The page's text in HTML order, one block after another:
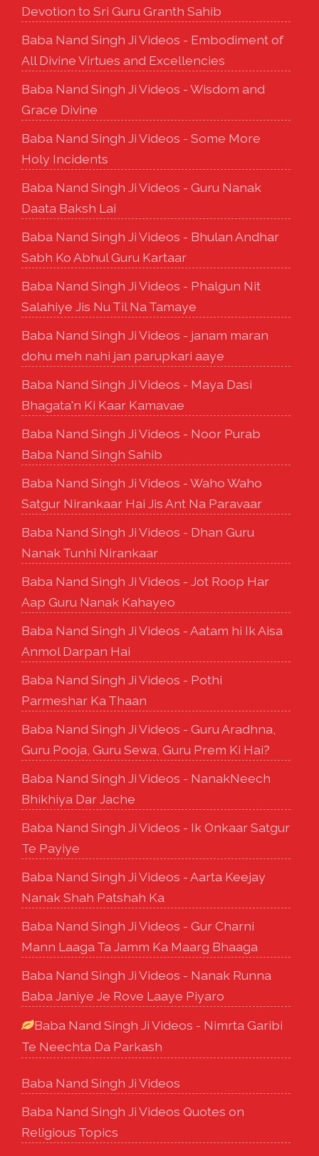
Devotion to Sri Guru Granth Sahib
Baba Nand Singh Ji Videos - Embodiment of
All Divine Virtues and Excellencies
Baba Nand Singh Ji Videos - Wisdom and
Grace Divine
Baba Nand Singh Ji Videos - Some More
Holy Incidents
Baba Nand Singh Ji Videos - Guru Nanak
Daata Baksh Lai
Baba Nand Singh Ji Videos - Bhulan Andhar
Sabh Ko Abhul Guru Kartaar
Baba Nand Singh Ji Videos - Phalgun Nit
Salahiye Jis Nu Til Na Tamaye
Baba Nand Singh Ji Videos - janam maran
dohu meh nahi jan parupkari aaye
Baba Nand Singh Ji Videos - Maya Dasi
Bhagata'n Ki Kaar Kamavae
Baba Nand Singh Ji Videos - Noor Purab
Baba Nand Singh Sahib
Baba Nand Singh Ji Videos - Waho Waho
Satgur Nirankaar Hai Jis Ant Na Paravaar
Baba Nand Singh Ji Videos - Dhan Guru
Nanak Tunhi Nirankaar
Baba Nand Singh Ji Videos - Jot Roop Har
Aap Guru Nanak Kahayeo
Baba Nand Singh Ji Videos - Aatam hi Ik Aisa
Anmol Darpan Hai
Baba Nand Singh Ji Videos - Pothi
Parmeshar Ka Thaan
Baba Nand Singh Ji Videos - Guru Aradhna,
Guru Pooja, Guru Sewa, Guru Prem Ki Hai?
Baba Nand Singh Ji Videos - NanakNeech
Bhikhiya Dar Jache
Baba Nand Singh Ji Videos - Ik Onkaar Satgur
Te Payiye
Baba Nand Singh Ji Videos - Aarta Keejay
Nanak Shah Patshah Ka
Baba Nand Singh Ji Videos - Gur Charni
Mann Laaga Ta Jamm Ka Maarg Bhaaga
Baba Nand Singh Ji Videos - Nanak Runna
Baba Janiye Je Rove Laaye Piyaro
Baba Nand Singh Ji Videos - Nimrta Garibi
Te Neechta Da Parkash
Baba Nand Singh Ji Videos
Baba Nand Singh Ji Videos Quotes on
Religious Topics